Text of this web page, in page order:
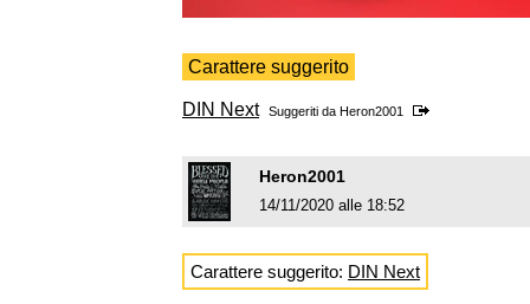
Carattere suggerito
DIN Next Suggeriti da Heron2001
Heron2001
14/11/2020 alle 18:52
Carattere suggerito: DIN Next